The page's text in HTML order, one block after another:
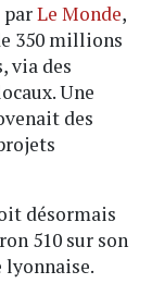
Le Monde,
350 millions
via des
Une
des
désormais
510 sur son
lyonnaise.